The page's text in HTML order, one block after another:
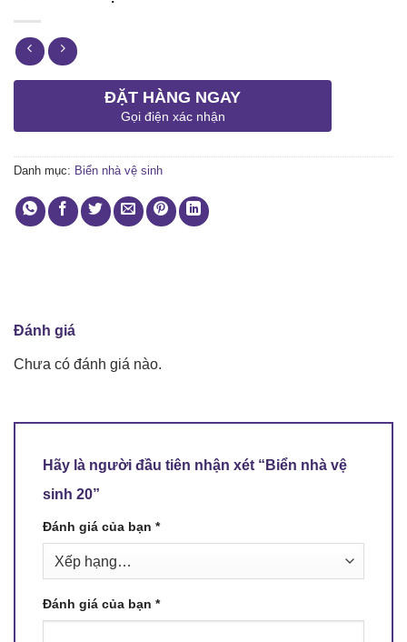
ĐẶT HÀNG NGAY
Gọi điện xác nhận
Danh mục: Biển nhà vệ sinh
Đánh giá
Chưa có đánh giá nào.
Hãy là người đầu tiên nhận xét “Biển nhà vệ
sinh 20”
Đánh giá của bạn *
Đánh giá của bạn *